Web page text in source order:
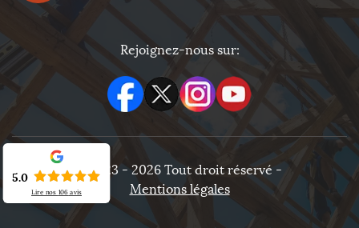
Rejoignez-nous sur:
©2023 - 2026 Tout droit réservé -
Mentions légales
5.0
Lire nos 106 avis